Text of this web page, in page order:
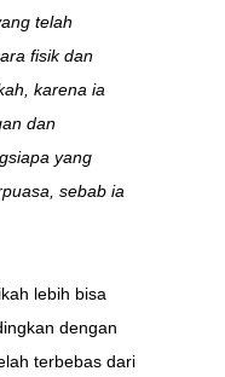
telah
fisik dan
karena ia
dan
yang
sebab ia
lebih bisa
dengan
terbebas dari